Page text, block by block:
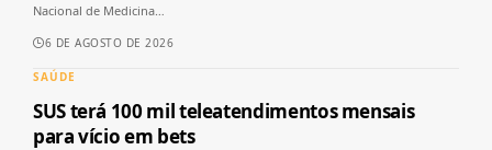
Nacional de Medicina
6 DE AGOSTO DE 2026
SAÚDE
SUS terá 100 mil teleatendimentos mensais
para vício em bets